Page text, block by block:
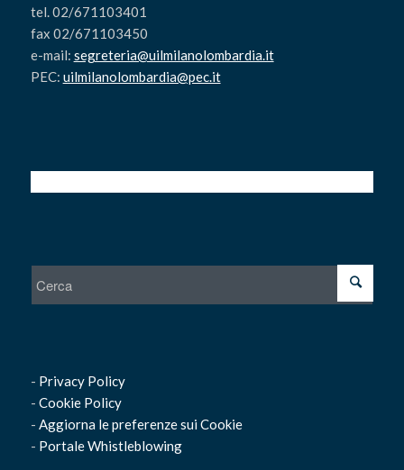
tel. 02/671103401
fax 02/671103450
e-mail: segreteria@uilmilanolombardia.it
PEC: uilmilanolombardia@pec.it
- Privacy Policy
- Cookie Policy
- Aggiorna le preferenze sui Cookie
- Portale Whistleblowing